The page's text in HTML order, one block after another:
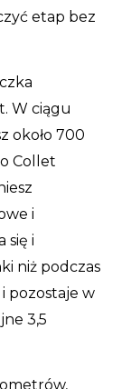
etap bez
W ciągu
około 700
Collet
i
się i
niż podczas
i pozostaje w
3,5